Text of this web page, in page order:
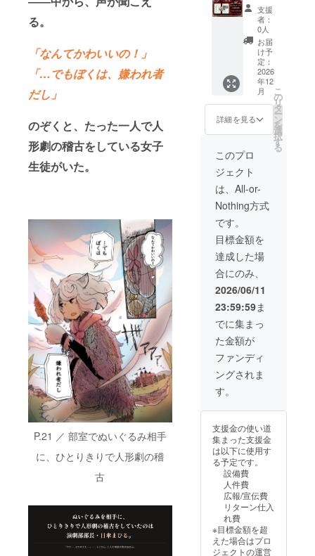
る。
「なんてかわいいの！」
「…でもぼくは、嫌われ者
だし」
のぞくと、たった一人で人
形劇の稽古をしている女子
生徒がいた。
P.21 ／ 部室でぬいぐるみ相手
に、ひとりきりで人形劇の稽
古
掲載す
るお名
（ニッ
クネー
ム可）
は、備
考欄に
ご記入
い
PNG）
エンド
クレ
ジット
にお名
前掲載
電子書
籍の先
行購読
お礼
メッ
ル送
【注意
事項】
ルデー
なりま
す
（メー
ル送
付）。
ドロー
ルへの
掲載名
はニッ
クネー
ム可と
し、公
ない範
囲での
掲載と
なりま
す ・巻
末に掲
載する
お名前
（ニッ
クネー
ム可）
は、備
考欄に
ンドク
レジッ
ト掲
載、先
行購
読、お
礼メッ
セージ
も全て
含まれ
ます。
内容】
描き下
ろしミ
ニ色紙
（サイ
ン入
定デジ
タルイ
ラスト
エンド
クレ
ジット
にお名
前掲載
電子書
籍の先
行購読
お礼
メッ
ル送
【注意
事項】
※ミニ色
紙のデ
ザイン
はあば
ちょさ
んにお
なりま
す。 ※
さんが
作品の
キャラ
クター
と一緒
にあな
たを描
き下ろ
しま
す。
SNSア
イコン
などに
もご活
用いた
だけ
る、世
界にひ
とつだ
ラスト
です。
描き下
ろしミ
ニ色紙
（サイ
ン入
り・郵
送）、
限定デ
ジタル
イラス
ト、 エ
ト掲
行購
読、お
礼メッ
セージ
も全て
含まれ
ます。
リター
似顔絵×
作品
企業ロ
ゴ・協
賛掲載
企業と
して漫
画文化
の発展
を応援
したい
方へ。
電子書
籍内の
協賛
ページ
および
INO
Fine特
設サイ
トに、
賛表記
を掲載
いたし
ます。
※協賛内
容の詳
細は、
ご支援
後に個
別にご
相談さ
せてい
ただき
ターン
企業ロ
ゴ・協
賛表記
掲載
（電子
書籍内
協賛
ページ
Fine特
設サイ
支援
者：
0人
お届
け予
定：
2026
年12
月
詳細を見る
こ
の
リ
タ
ー
ン
を
選
択
す
る
このプロ
ジェクト
は、All-or-
Nothing方式
です。
目標金額を
達成した場
合にのみ、
2026/06/11
23:59:59ま
でに集まっ
た金額が
ファンディ
ングされま
す。
支援金の使い道
集まった支援金
は以下に使用す
る予定です。
設備費
人件費
広報/宣伝費
リターン仕入
れ費
※目標金額を超
えた場合はプロ
ジェクトの運営